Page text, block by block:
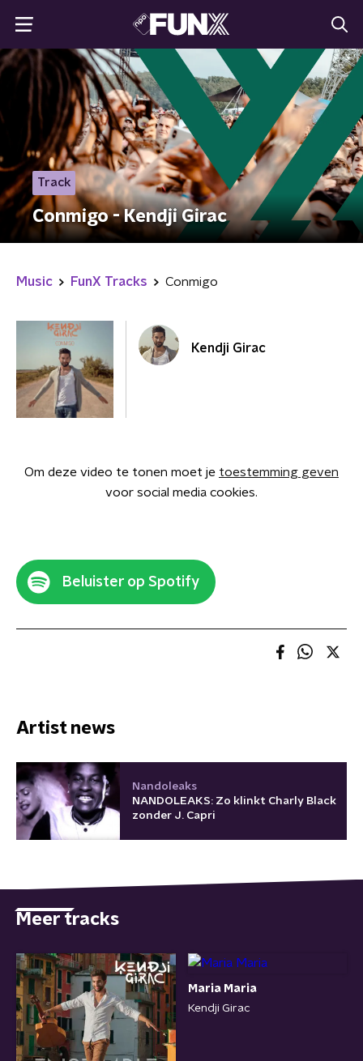
Track
Conmigo - Kendji Girac
Music FunX Tracks Conmigo
Kendji Girac
Om deze video te tonen moet je toestemming geven
voor social media cookies.
Beluister op Spotify
Artist news
Nandoleaks
NANDOLEAKS: Zo klinkt Charly Black
zonder J. Capri
Meer tracks
Maria Maria
Kendji Girac